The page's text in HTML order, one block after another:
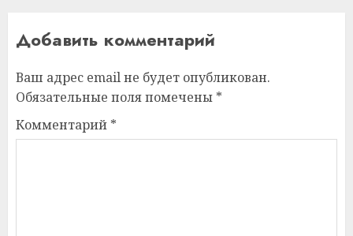
Добавить комментарий
Ваш адрес email не будет опубликован.
Обязательные поля помечены *
Комментарий *